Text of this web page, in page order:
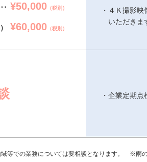
¥50,000 （税別）
¥60,000 （税別）
４Ｋ撮影映
いただきま
企業定期点
等での業務については要相談となります。 ※雨